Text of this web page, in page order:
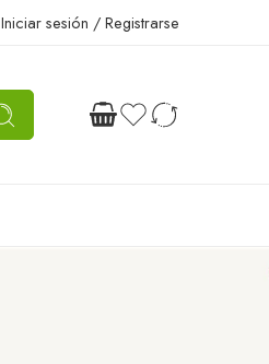
Iniciar sesión / Registrarse